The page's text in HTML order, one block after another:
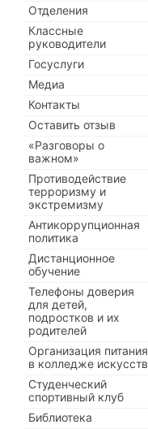
Отделения
Классные
руководители
Госуслуги
Медиа
Контакты
Оставить отзыв
«Разговоры о
важном»
Противодействие
терроризму и
экстремизму
Антикоррупционная
политика
Дистанционное
обучение
Телефоны доверия
для детей,
подростков и их
родителей
Организация питания
в колледже искусств
Студенческий
спортивный клуб
Библиотека